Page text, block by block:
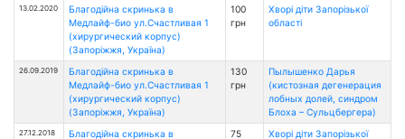
13.02.2020
Благодійна скринька в
Медлайф-био ул.Счастливая 1
(хирургический корпус)
(Запоріжжя, Україна)
100
грн
Хворі діти Запорізької
області
26.09.2019
Благодійна скринька в
Медлайф-био ул.Счастливая 1
(хирургический корпус)
(Запоріжжя, Україна)
130
грн
Пылышенко Дарья
(кистозная дегенерация
лобных долей, синдром
Блоха – Сульцбергера)
27.12.2018
Благодійна скринька в
75
Хворі діти Запорізької